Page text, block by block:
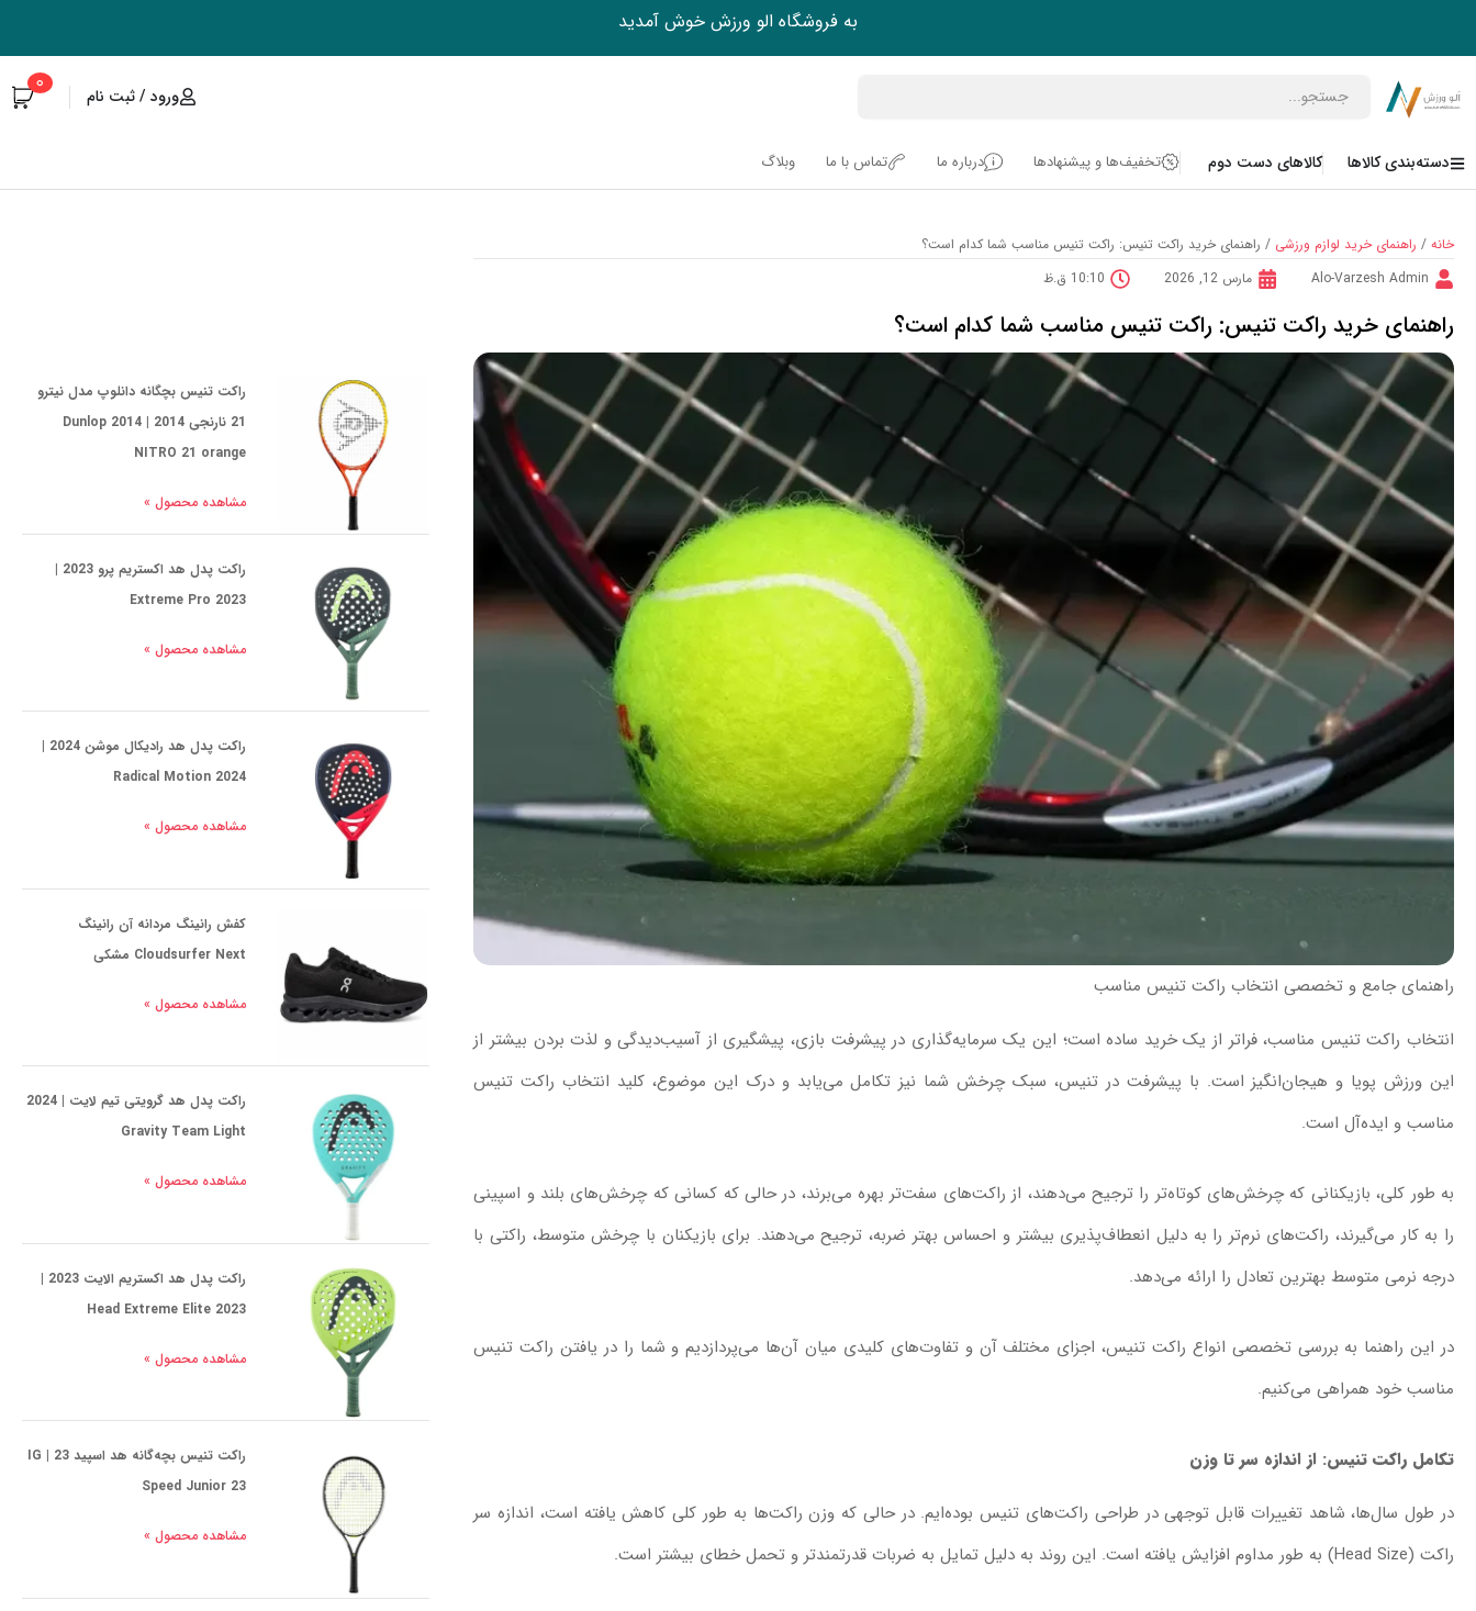
به فروشگاه الو ورزش خوش آمدید
0 ورود / ثبت نام
دسته‌بندی کالاها Open دسته‌بندی کالاها
کالاهای دست دوم تخفیف‌ها و پیشنهادها درباره ما تماس با ما وبلاگ
خانه / راهنمای خرید لوازم ورزشی / راهنمای خرید راکت تنیس: راکت تنیس مناسب شما کدام است؟
Alo-Varzesh Admin
مارس 12, 2026 10:10 ق.ظ
راهنمای خرید راکت تنیس: راکت تنیس مناسب شما کدام است؟
راهنمای جامع و تخصصی انتخاب راکت تنیس مناسب
انتخاب راکت تنیس مناسب، فراتر از یک خرید ساده است؛ این یک سرمایه‌گذاری در پیشرفت بازی، پیشگیری از آسیب‌دیدگی و لذت بردن بیشتر از
این ورزش پویا و هیجان‌انگیز است. با پیشرفت در تنیس، سبک چرخش شما نیز تکامل می‌یابد و درک این موضوع، کلید انتخاب راکت تنیس
مناسب و ایده‌آل است.
به طور کلی، بازیکنانی که چرخش‌های کوتاه‌تر را ترجیح می‌دهند، از راکت‌های سفت‌تر بهره می‌برند، در حالی که کسانی که چرخش‌های بلند و اسپینی
را به کار می‌گیرند، راکت‌های نرم‌تر را به دلیل انعطاف‌پذیری بیشتر و احساس بهتر ضربه، ترجیح می‌دهند. برای بازیکنان با چرخش متوسط، راکتی با
درجه نرمی متوسط بهترین تعادل را ارائه می‌دهد.
در این راهنما به بررسی تخصصی انواع راکت‌ تنیس، اجزای مختلف آن‌ و تفاوت‌های کلیدی میان آن‌ها می‌پردازدیم و شما را در یافتن راکت تنیس
مناسبخود همراهی می‌کنیم.
تکامل راکت تنیس: از اندازه سر تا وزن
در طول سال‌ها، شاهد تغییرات قابل توجهی در طراحی راکت‌های تنیس بوده‌ایم. در حالی که وزن راکت‌ها به طور کلی کاهش یافته است، اندازه سر
راکت (Head Size) به طور مداوم افزایش یافته است. این روند به دلیل تمایل به ضربات قدرتمندتر و تحمل خطای بیشتر است.
راکت تنیس بچگانه دانلوپ مدل نیترو
21 نارنجی 2014 | 2014 Dunlop
NITRO 21 orange
مشاهده محصول »
راکت پدل هد اکستریم پرو 2023 |
Extreme Pro 2023
مشاهده محصول »
راکت پدل هد رادیکال موشن 2024 |
Radical Motion 2024
مشاهده محصول »
کفش رانینگ مردانه آن رانینگ
Cloudsurfer Next مشکی
مشاهده محصول »
راکت پدل هد گرویتی تیم لایت | 2024
Gravity Team Light
مشاهده محصول »
راکت پدل هد اکستریم الایت 2023 |
Head Extreme Elite 2023
مشاهده محصول »
راکت تنیس بچه‌گانه هد اسپید 23 | IG
Speed Junior 23
مشاهده محصول »